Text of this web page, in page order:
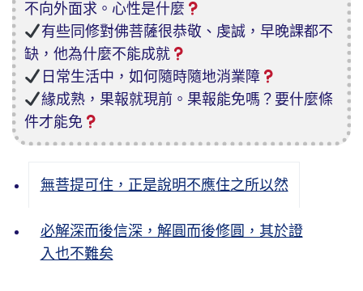
不向外面求。心性是什麼
有些同修對佛菩薩很恭敬、虔誠，早晚課都不
缺，他為什麼不能成就
日常生活中，如何隨時隨地消業障
緣成熟，果報就現前。果報能免嗎？要什麼條
件才能免
無菩提可住，正是說明不應住之所以然
必解深而後信深，解圓而後修圓，其於證
入也不難矣